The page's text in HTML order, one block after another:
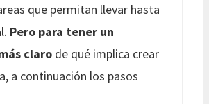
que permitan llevar hasta
Pero para tener un
claro de qué implica crear
a continuación los pasos